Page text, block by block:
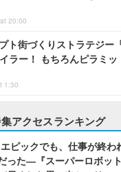
20:00
ト街づくりストラテジ
ラー！ もちろんピラミッ
1:30
アクセスランキング
ピックでも、仕事が終わ
った―『スーパーロボッ